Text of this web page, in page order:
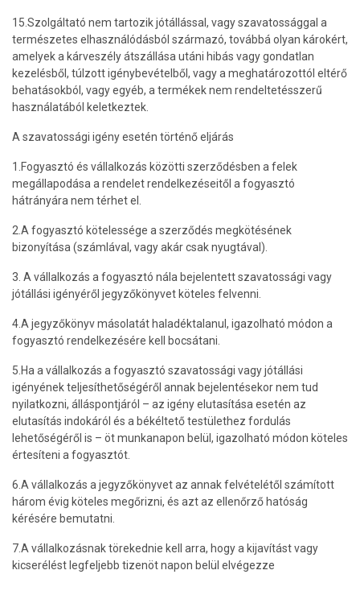
15.Szolgáltató nem tartozik jótállással, vagy szavatossággal a
természetes elhasználódásból származó, továbbá olyan károkért,
amelyek a kárveszély átszállása utáni hibás vagy gondatlan
kezelésből, túlzott igénybevételből, vagy a meghatározottól eltérő
behatásokból, vagy egyéb, a termékek nem rendeltetésszerű
használatából keletkeztek.
A szavatossági igény esetén történő eljárás
1.Fogyasztó és vállalkozás közötti szerződésben a felek
megállapodása a rendelet rendelkezéseitől a fogyasztó
hátrányára nem térhet el.
2.A fogyasztó kötelessége a szerződés megkötésének
bizonyítása (számlával, vagy akár csak nyugtával).
3. A vállalkozás a fogyasztó nála bejelentett szavatossági vagy
jótállási igényéről jegyzőkönyvet köteles felvenni.
4.A jegyzőkönyv másolatát haladéktalanul, igazolható módon a
fogyasztó rendelkezésére kell bocsátani.
5.Ha a vállalkozás a fogyasztó szavatossági vagy jótállási
igényének teljesíthetőségéről annak bejelentésekor nem tud
nyilatkozni, álláspontjáról – az igény elutasítása esetén az
elutasítás indokáról és a békéltető testülethez fordulás
lehetőségéről is – öt munkanapon belül, igazolható módon köteles
értesíteni a fogyasztót.
6.A vállalkozás a jegyzőkönyvet az annak felvételétől számított
három évig köteles megőrizni, és azt az ellenőrző hatóság
kérésére bemutatni.
7.A vállalkozásnak törekednie kell arra, hogy a kijavítást vagy
kicserélést legfeljebb tizenöt napon belül elvégezze